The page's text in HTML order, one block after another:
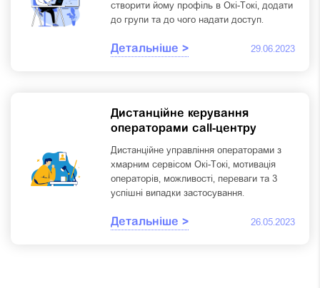
створити йому профіль в Окі-Токі, додати
до групи та до чого надати доступ.
Детальніше > 29.06.2023
Дистанційне керування
операторами call-центру
Дистанційне управління операторами з
хмарним сервісом Окі-Токі, мотивація
операторів, можливості, переваги та 3
успішні випадки застосування.
Детальніше > 26.05.2023